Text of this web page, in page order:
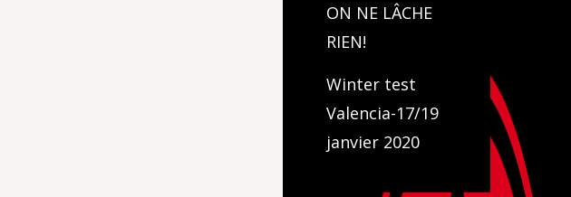
ON NE LÂCHE
RIEN!
Winter test
Valencia-17/19
janvier 2020